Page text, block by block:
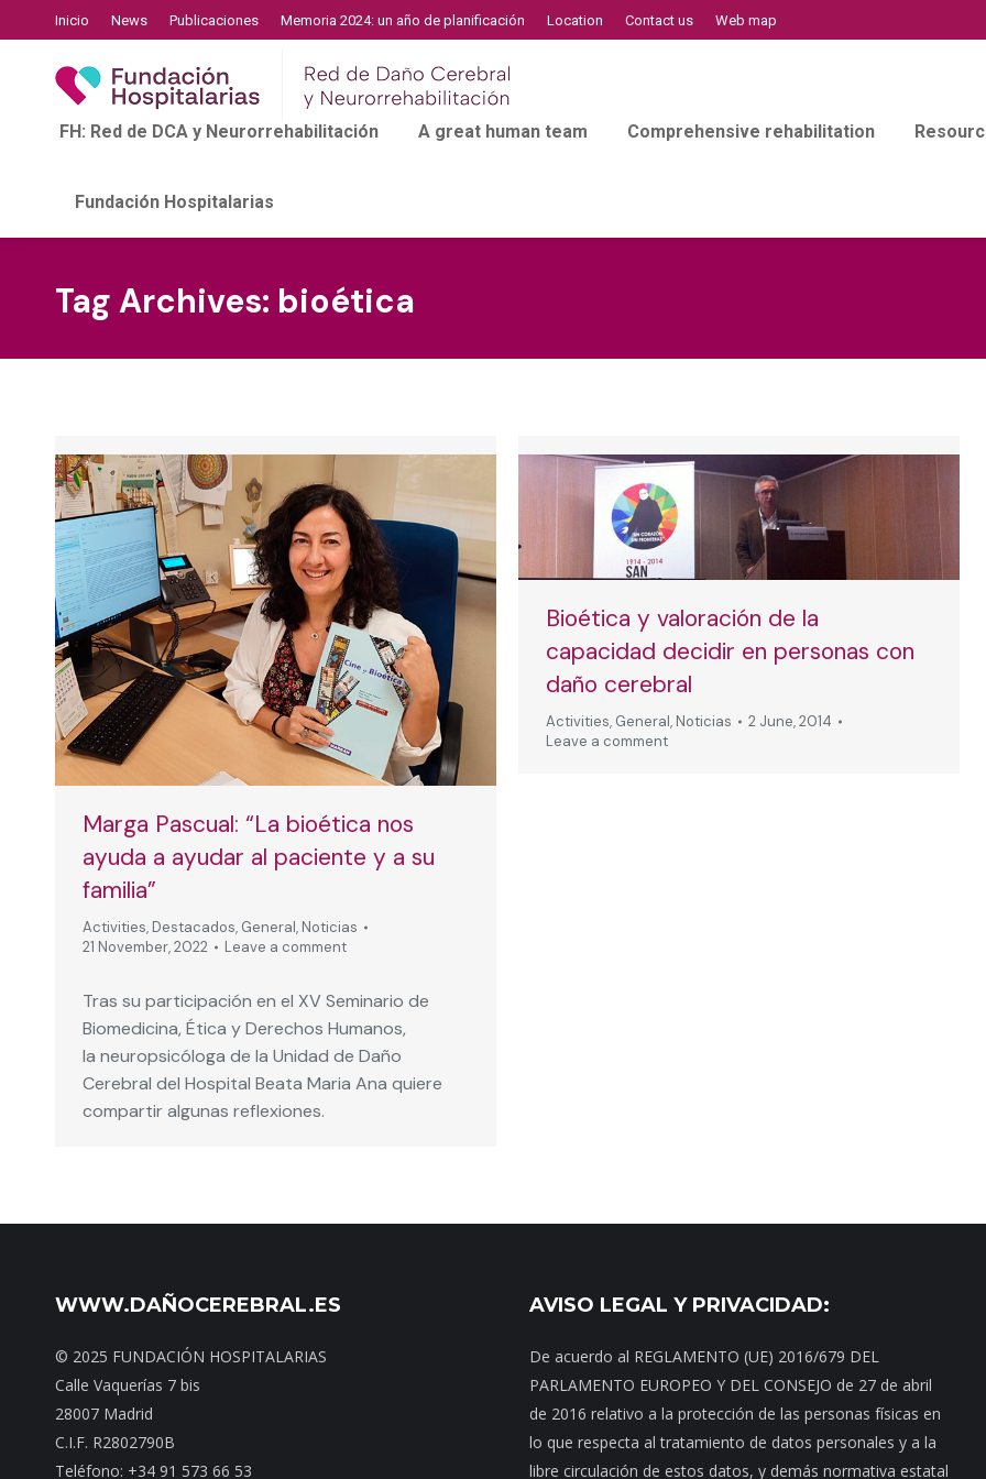
Inicio News Publicaciones Memoria 2024: un año de planificación Location Contact us Web map
FH: Red de DCA y Neurorrehabilitación A great human team Comprehensive rehabilitation
Fundación Hospitalarias
Tag Archives: bioética
Marga Pascual: “La bioética nos
ayuda a ayudar al paciente y a su
familia”
Activities, Destacados, General, Noticias
21 November, 2022
Leave a comment
Tras su participación en el XV Seminario de
Biomedicina, Ética y Derechos Humanos,
la neuropsicóloga de la Unidad de Daño
Cerebral del Hospital Beata Maria Ana quiere
compartir algunas reflexiones.
Bioética y valoración de la
capacidad decidir en personas con
daño cerebral
Activities, General, Noticias
2 June, 2014
Leave a comment
WWW.DAÑOCEREBRAL.ES
© 2025 FUNDACIÓN HOSPITALARIAS
Calle Vaquerías 7 bis
28007 Madrid
C.I.F. R2802790B
Teléfono: +34 91 573 66 53
AVISO LEGAL Y PRIVACIDAD:
De acuerdo al REGLAMENTO (UE) 2016/679 DEL
PARLAMENTO EUROPEO Y DEL CONSEJO de 27 de abril
de 2016 relativo a la protección de las personas físicas en
lo que respecta al tratamiento de datos personales y a la
libre circulación de estos datos, y demás normativa estatal